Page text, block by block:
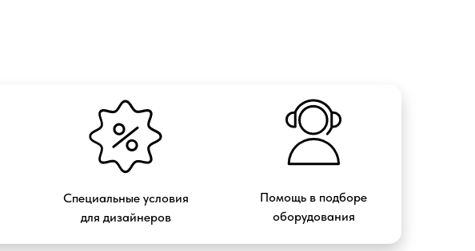
Специальные условия
для дизайнеров
Помощь в подборе
оборудования